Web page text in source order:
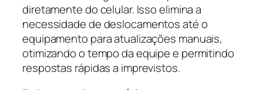
diretamente do celular. Isso elimina a
necessidade de deslocamentos até o
equipamento para atualizações manuais,
otimizando o tempo da equipe e permitindo
respostas rápidas a imprevistos.